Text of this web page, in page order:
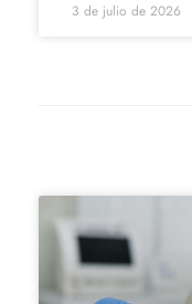
3 de julio de 2026